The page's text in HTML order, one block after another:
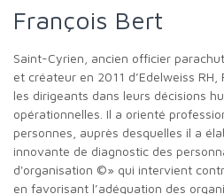
François Bert
Saint-Cyrien, ancien officier parachutiste à la Légion étrangère
et créateur en 2011 d’Edelweiss RH,
les dirigeants dans leurs décisions
opérationnelles. Il a orienté
personnes, auprès desquelles il a
innovante de diagnostic des
d'organisation ©» qui intervient
en favorisant l’adéquation des